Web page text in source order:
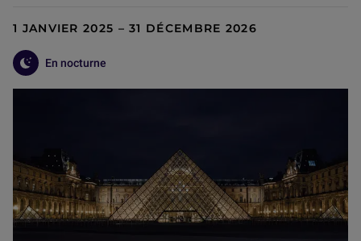
1 JANVIER 2025 – 31 DÉCEMBRE 2026
En nocturne